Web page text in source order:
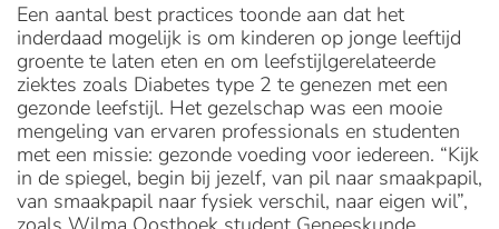
Een aantal best practices toonde aan dat het
inderdaad mogelijk is om kinderen op jonge leeftijd
groente te laten eten en om leefstijlgerelateerde
ziektes zoals Diabetes type 2 te genezen met een
gezonde leefstijl. Het gezelschap was een mooie
mengeling van ervaren professionals en studenten
met een missie: gezonde voeding voor iedereen. “Kijk
in de spiegel, begin bij jezelf, van pil naar smaakpapil,
van smaakpapil naar fysiek verschil, naar eigen wil”,